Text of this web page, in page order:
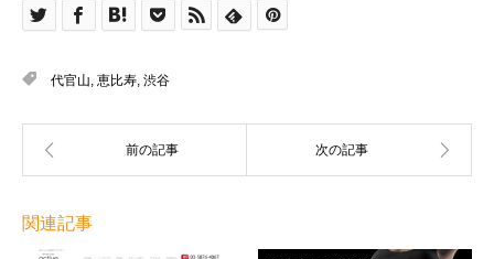
代官山, 恵比寿, 渋谷
関連記事